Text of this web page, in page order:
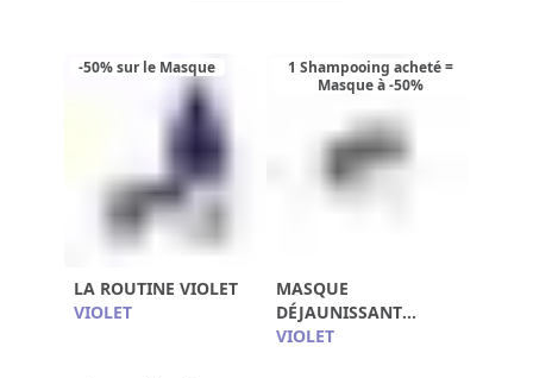
-50% sur le Masque
LA ROUTINE VIOLET
VIOLET
1 Shampooing acheté =
Masque à -50%
MASQUE
DÉJAUNISSANT
RÉPARATEUR
VIOLET